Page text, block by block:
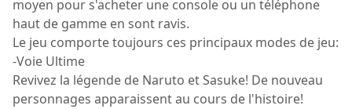
moyen pour s'acheter une console ou un téléphone
haut de gamme en sont ravis.
Le jeu comporte toujours ces principaux modes de jeu:
-Voie Ultime
Revivez la légende de Naruto et Sasuke! De nouveau
personnages apparaissent au cours de l'histoire!